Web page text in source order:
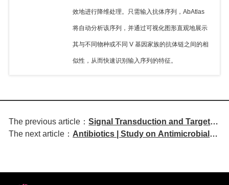
效地进行降维处理。只需输入抗体序列，AbAtlas
将自动分析该序列，并通过可视化图形直观地展示
其与不同物种或不同 V 基因家族的抗体链之间的相
似性，从而快速识别输入序列的特征。
The previous article：Signal Transduction and Targeted
Therapy | MUCIN 1 Mediates
The next article： Antibiotics | Study on Antimicrobial